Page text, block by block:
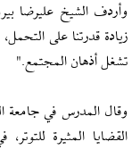
وأردف الشیخ علیرضا
زيادة قدرتنا على
تشغل أذهان المجتمع."
وقال المدرس في جامعة
القضايا المثيرة